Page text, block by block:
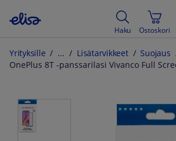
Haku Ostoskori
Yrityksille Lisätarvikkeet Suojaus
OnePlus 8T -panssarilasi Vivanco Full